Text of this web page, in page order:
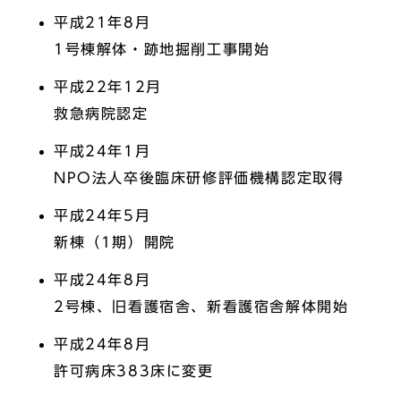
平成21年8月
1号棟解体・跡地掘削工事開始
平成22年12月
救急病院認定
平成24年1月
NPO法人卒後臨床研修評価機構認定取得
平成24年5月
新棟（1期）開院
平成24年8月
2号棟、旧看護宿舎、新看護宿舎解体開始
平成24年8月
許可病床383床に変更